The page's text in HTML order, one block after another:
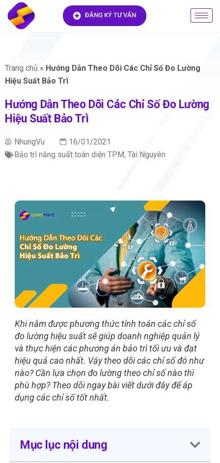
ĐĂNG KÝ TƯ VẤN
Trang chủ » Hướng Dẫn Theo Dõi Các Chỉ Số Đo Lường
Hiệu Suất Bảo Trì
Hướng Dẫn Theo Dõi Các Chỉ Số Đo Lường
Hiệu Suất Bảo Trì
NhungVu
16/01/2021
Bảo trì năng suất toàn diện TPM, Tài Nguyên
Khi nắm được phương thức tính toán các chỉ số
đo lường hiệu suất sẽ giúp doanh nghiệp quản lý
và thực hiện các phương án bảo trì tối ưu và đạt
hiệu quả cao nhất. Vậy theo dõi các chỉ số đó như
nào? Cần lựa chọn đo lường theo chỉ số nào thì
phù hợp? Theo dõi ngay bài viết dưới đây để áp
dụng các chỉ số tốt nhất.
Mục lục nội dung